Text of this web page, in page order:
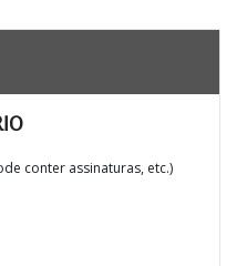
conter assinaturas, etc.)